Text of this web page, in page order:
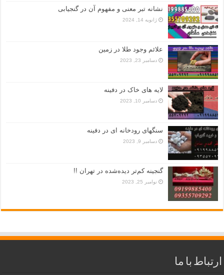
نشانه تبر معنی و مفهوم آن در گنجیابی
ژانویه 14, 2024
علائم وجود طلا در زمین
دسامبر 23, 2023
لایه های خاک در دفینه
دسامبر 10, 2023
سنگهای رودخانه ای در دفینه
دسامبر 9, 2023
گنجینه کم‌تر دیده‌شده در تهران !!
نوامبر 25, 2023
ارتباط با ما